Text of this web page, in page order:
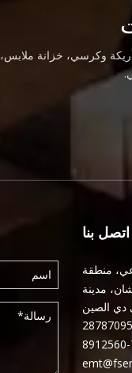
وكرسي، خزانة ملابس،
اتصل بنا
منطقة
مدينة
دي الصين